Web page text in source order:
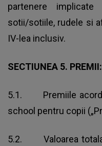
partenere
sotii/sotiile, rudele si
IV-lea inclusiv.
SECTIUNEA 5. PREMII:
5.1. Premiile
school pentru copii
5.2. Valoarea totala